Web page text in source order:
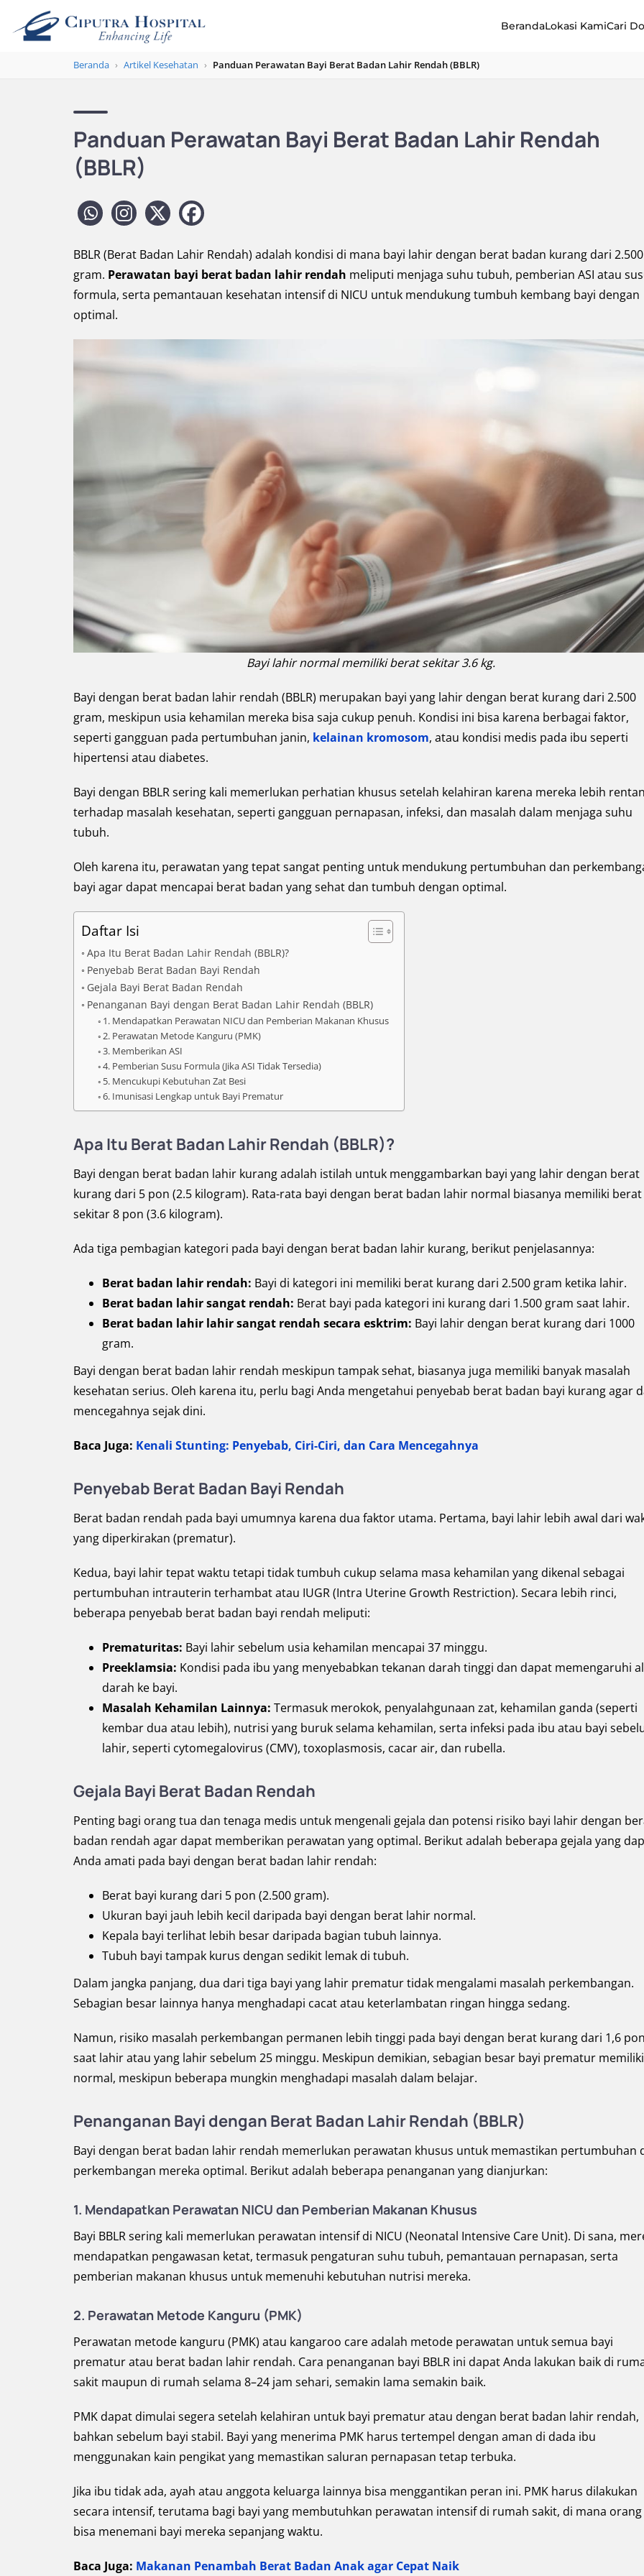
BerandaLokasi KamiCari
Beranda › Artikel Kesehatan › Panduan Perawatan Bayi Berat Badan Lahir Rendah (BBLR)
Panduan Perawatan Bayi Berat Badan Lahir Rendah
(BBLR)
BBLR (Berat Badan Lahir Rendah) adalah kondisi di mana bayi lahir dengan berat badan kurang dari 2.500
gram. Perawatan bayi berat badan lahir rendah meliputi menjaga suhu tubuh, pemberian ASI atau
formula, serta pemantauan kesehatan intensif di NICU untuk mendukung tumbuh kembang bayi dengan
optimal.
Bayi lahir normal memiliki berat sekitar 3.6 kg.
Bayi dengan berat badan lahir rendah (BBLR) merupakan bayi yang lahir dengan berat kurang dari 2.500
gram, meskipun usia kehamilan mereka bisa saja cukup penuh. Kondisi ini bisa karena berbagai faktor,
seperti gangguan pada pertumbuhan janin, kelainan kromosom, atau kondisi medis pada ibu seperti
hipertensi atau diabetes.
Bayi dengan BBLR sering kali memerlukan perhatian khusus setelah kelahiran karena mereka lebih rentan
terhadap masalah kesehatan, seperti gangguan pernapasan, infeksi, dan masalah dalam menjaga suhu
tubuh.
Oleh karena itu, perawatan yang tepat sangat penting untuk mendukung pertumbuhan dan
bayi agar dapat mencapai berat badan yang sehat dan tumbuh dengan optimal.
Daftar Isi
Apa Itu Berat Badan Lahir Rendah (BBLR)?
Penyebab Berat Badan Bayi Rendah
Gejala Bayi Berat Badan Rendah
Penanganan Bayi dengan Berat Badan Lahir Rendah (BBLR)
1. Mendapatkan Perawatan NICU dan Pemberian Makanan Khusus
2. Perawatan Metode Kanguru (PMK)
3. Memberikan ASI
4. Pemberian Susu Formula (Jika ASI Tidak Tersedia)
5. Mencukupi Kebutuhan Zat Besi
6. Imunisasi Lengkap untuk Bayi Prematur
Apa Itu Berat Badan Lahir Rendah (BBLR)?
Bayi dengan berat badan lahir kurang adalah istilah untuk menggambarkan bayi yang lahir dengan berat
kurang dari 5 pon (2.5 kilogram). Rata-rata bayi dengan berat badan lahir normal biasanya memiliki berat
sekitar 8 pon (3.6 kilogram).
Ada tiga pembagian kategori pada bayi dengan berat badan lahir kurang, berikut penjelasannya:
Berat badan lahir rendah: Bayi di kategori ini memiliki berat kurang dari 2.500 gram ketika lahir.
Berat badan lahir sangat rendah: Berat bayi pada kategori ini kurang dari 1.500 gram saat lahir.
Berat badan lahir lahir sangat rendah secara esktrim: Bayi lahir dengan berat kurang dari 1000
gram.
Bayi dengan berat badan lahir rendah meskipun tampak sehat, biasanya juga memiliki banyak masalah
kesehatan serius. Oleh karena itu, perlu bagi Anda mengetahui penyebab berat badan bayi kurang agar
mencegahnya sejak dini.
Baca Juga: Kenali Stunting: Penyebab, Ciri-Ciri, dan Cara Mencegahnya
Penyebab Berat Badan Bayi Rendah
Berat badan rendah pada bayi umumnya karena dua faktor utama. Pertama, bayi lahir lebih awal dari
yang diperkirakan (prematur).
Kedua, bayi lahir tepat waktu tetapi tidak tumbuh cukup selama masa kehamilan yang dikenal sebagai
pertumbuhan intrauterin terhambat atau IUGR (Intra Uterine Growth Restriction). Secara lebih rinci,
beberapa penyebab berat badan bayi rendah meliputi:
Prematuritas: Bayi lahir sebelum usia kehamilan mencapai 37 minggu.
Preeklamsia: Kondisi pada ibu yang menyebabkan tekanan darah tinggi dan dapat memengaruhi
darah ke bayi.
Masalah Kehamilan Lainnya: Termasuk merokok, penyalahgunaan zat, kehamilan ganda (seperti
kembar dua atau lebih), nutrisi yang buruk selama kehamilan, serta infeksi pada ibu atau bayi
lahir, seperti cytomegalovirus (CMV), toxoplasmosis, cacar air, dan rubella.
Gejala Bayi Berat Badan Rendah
Penting bagi orang tua dan tenaga medis untuk mengenali gejala dan potensi risiko bayi lahir dengan
badan rendah agar dapat memberikan perawatan yang optimal. Berikut adalah beberapa gejala yang
Anda amati pada bayi dengan berat badan lahir rendah:
Berat bayi kurang dari 5 pon (2.500 gram).
Ukuran bayi jauh lebih kecil daripada bayi dengan berat lahir normal.
Kepala bayi terlihat lebih besar daripada bagian tubuh lainnya.
Tubuh bayi tampak kurus dengan sedikit lemak di tubuh.
Dalam jangka panjang, dua dari tiga bayi yang lahir prematur tidak mengalami masalah perkembangan.
Sebagian besar lainnya hanya menghadapi cacat atau keterlambatan ringan hingga sedang.
Namun, risiko masalah perkembangan permanen lebih tinggi pada bayi dengan berat kurang dari 1,6 pon
saat lahir atau yang lahir sebelum 25 minggu. Meskipun demikian, sebagian besar bayi prematur
normal, meskipun beberapa mungkin menghadapi masalah dalam belajar.
Penanganan Bayi dengan Berat Badan Lahir Rendah (BBLR)
Bayi dengan berat badan lahir rendah memerlukan perawatan khusus untuk memastikan pertumbuhan
perkembangan mereka optimal. Berikut adalah beberapa penanganan yang dianjurkan:
1. Mendapatkan Perawatan NICU dan Pemberian Makanan Khusus
Bayi BBLR sering kali memerlukan perawatan intensif di NICU (Neonatal Intensive Care Unit). Di sana,
mendapatkan pengawasan ketat, termasuk pengaturan suhu tubuh, pemantauan pernapasan, serta
pemberian makanan khusus untuk memenuhi kebutuhan nutrisi mereka.
2. Perawatan Metode Kanguru (PMK)
Perawatan metode kanguru (PMK) atau kangaroo care adalah metode perawatan untuk semua bayi
prematur atau berat badan lahir rendah. Cara penanganan bayi BBLR ini dapat Anda lakukan baik di
sakit maupun di rumah selama 8–24 jam sehari, semakin lama semakin baik.
PMK dapat dimulai segera setelah kelahiran untuk bayi prematur atau dengan berat badan lahir rendah,
bahkan sebelum bayi stabil. Bayi yang menerima PMK harus tertempel dengan aman di dada ibu
menggunakan kain pengikat yang memastikan saluran pernapasan tetap terbuka.
Jika ibu tidak ada, ayah atau anggota keluarga lainnya bisa menggantikan peran ini. PMK harus dilakukan
secara intensif, terutama bagi bayi yang membutuhkan perawatan intensif di rumah sakit, di mana
bisa menemani bayi mereka sepanjang waktu.
Baca Juga: Makanan Penambah Berat Badan Anak agar Cepat Naik